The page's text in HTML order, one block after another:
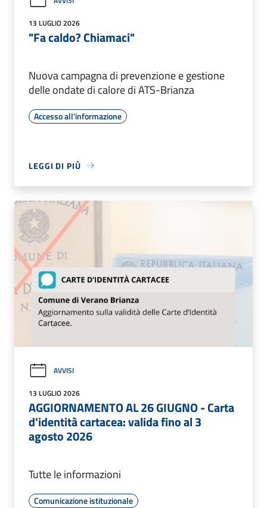
13 LUGLIO 2026
"Fa caldo? Chiamaci"
Nuova campagna di prevenzione e gestione
delle ondate di calore di ATS-Brianza
Accesso all'informazione
LEGGI DI PIÙ
AVVISI
13 LUGLIO 2026
AGGIORNAMENTO AL 26 GIUGNO - Carta
d'identità cartacea: valida fino al 3
agosto 2026
Tutte le informazioni
Comunicazione istituzionale